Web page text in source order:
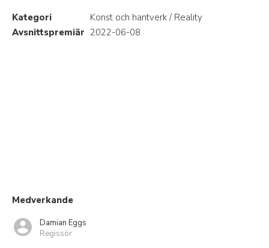
Kategori
Konst och hantverk / Reality
Avsnittspremiär 2022-06-08
Medverkande
Damian Eggs
Regissör